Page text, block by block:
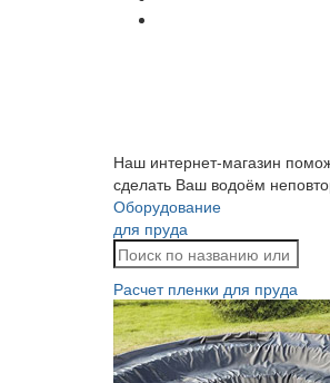
Наш интернет-магазин
сделать Ваш водоём
Оборудование
для пруда
Расчет пленки для пруда